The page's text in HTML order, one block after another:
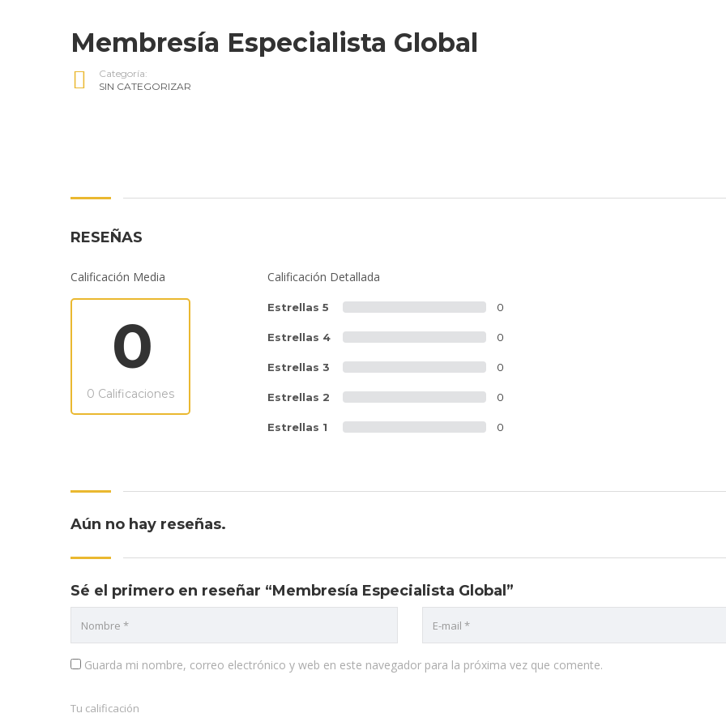
Membresía Especialista Global
Categoría:
SIN CATEGORIZAR
RESEÑAS
Calificación Media
0
0 Calificaciones
Calificación Detallada
Estrellas 5 0
Estrellas 4 0
Estrellas 3 0
Estrellas 2 0
Estrellas 1 0
Aún no hay reseñas.
Sé el primero en reseñar “Membresía Especialista Global”
Guarda mi nombre, correo electrónico y web en este navegador para la próxima vez que comente.
Tu calificación